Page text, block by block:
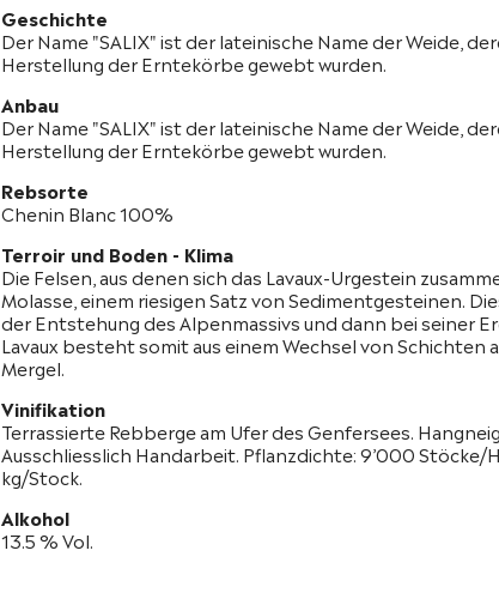
Geschichte
Der Name "SALIX" ist der lateinische Name der Weide,
Herstellung der Erntekörbe gewebt wurden.
Anbau
Der Name "SALIX" ist der lateinische Name der Weide,
Herstellung der Erntekörbe gewebt wurden.
Rebsorte
Chenin Blanc 100%
Terroir und Boden - Klima
Die Felsen, aus denen sich das Lavaux-Urgestein
Molasse, einem riesigen Satz von Sedimentgesteinen.
der Entstehung des Alpenmassivs und dann bei seiner
Lavaux besteht somit aus einem Wechsel von Schichten
Mergel.
Vinifikation
Terrassierte Rebberge am Ufer des Genfersees.
Ausschliesslich Handarbeit. Pflanzdichte: 9’000 Stöcke/
kg/Stock.
Alkohol
13.5 % Vol.